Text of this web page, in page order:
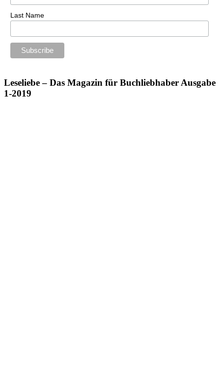
Last Name
Leseliebe – Das Magazin für Buchliebhaber Ausgabe
1-2019